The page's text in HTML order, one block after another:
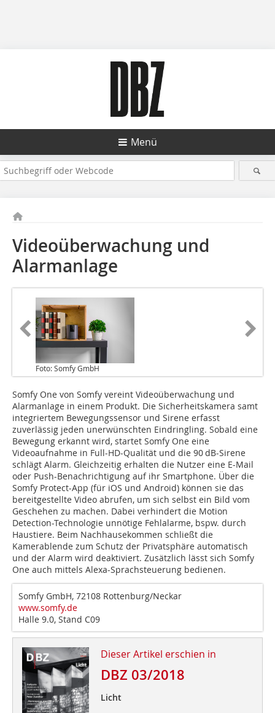
Menü
Videoüberwachung und
Alarmanlage
Foto: Somfy GmbH
Somfy One von Somfy vereint Videoüberwachung und
Alarmanlage in einem Produkt. Die Sicherheitskamera samt
integriertem Bewegungssensor und Sirene erfasst
zuverlässig jeden unerwünschten Eindringling. Sobald eine
Bewegung erkannt wird, startet Somfy One eine
Videoaufnahme in Full-HD-Qualität und die 90 dB-Sirene
schlägt Alarm. Gleichzeitig erhalten die Nutzer eine E-Mail
oder Push-Benachrichtigung auf ihr Smartphone. Über die
Somfy Protect-App (für iOS und Android) können sie das
bereitgestellte Video abrufen, um sich selbst ein Bild vom
Geschehen zu machen. Dabei verhindert die Motion
Detection-Technologie unnötige Fehlalarme, bspw. durch
Haustiere. Beim Nachhausekommen schließt die
Kamerablende zum Schutz der Privatsphäre automatisch
und der Alarm wird deaktiviert. Zusätzlich lässt sich Somfy
One auch mittels Alexa-Sprachsteuerung bedienen.
Somfy GmbH, 72108 Rottenburg/Neckar
www.somfy.de
Halle 9.0, Stand C09
Dieser Artikel erschien in
DBZ 03/2018
Licht